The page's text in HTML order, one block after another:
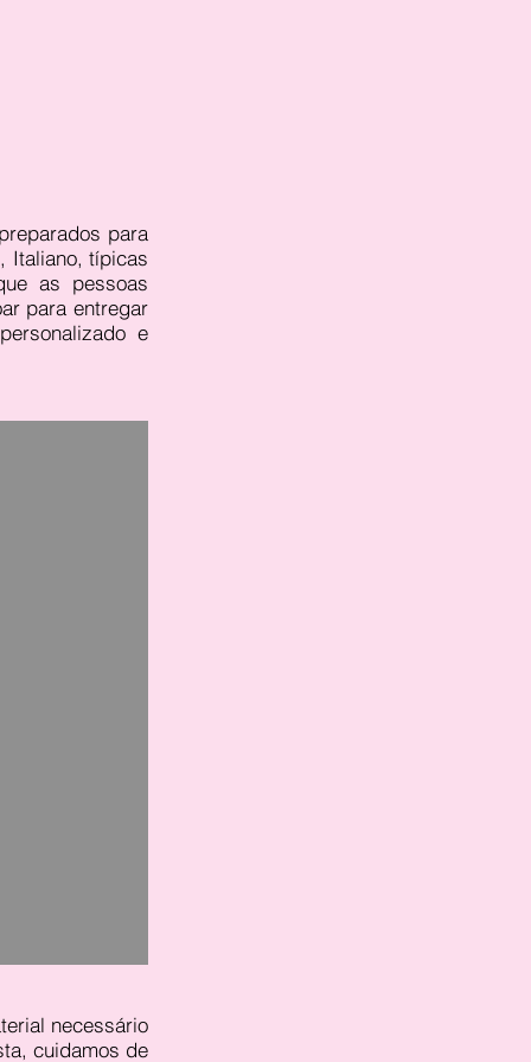
para
Italiano, típicas
as pessoas
para entregar
e
necessário
cuidamos de